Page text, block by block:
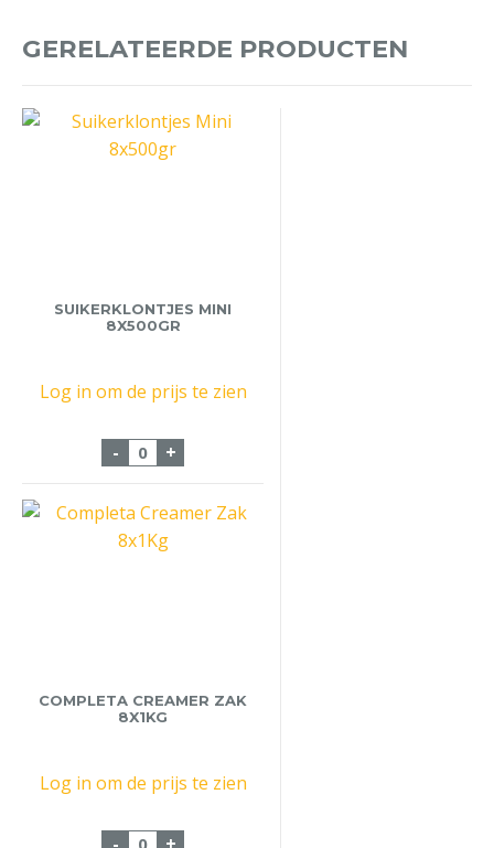
GERELATEERDE PRODUCTEN
SUIKERKLONTJES MINI
8X500GR
Log in om de prijs te zien
- Suikerklontjes Mini 8x500gr aantal
+
COMPLETA CREAMER ZAK
8X1KG
Log in om de prijs te zien
Completa Creamer Zak 8x1Kg aantal